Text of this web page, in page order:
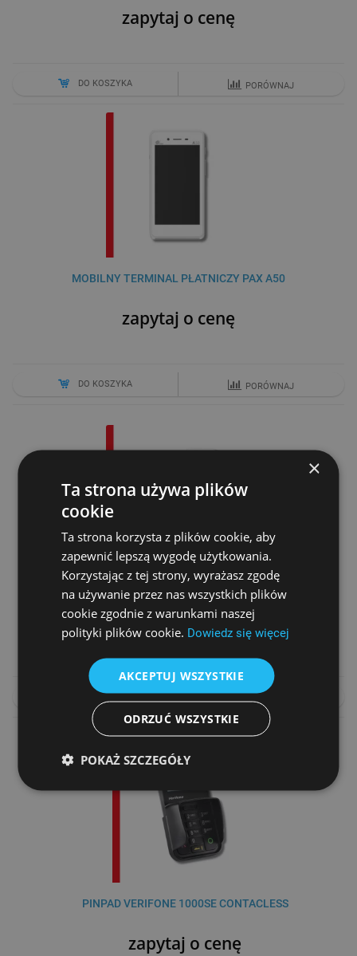
zapytaj o cenę
DO KOSZYKA PORÓWNAJ
MOBILNY TERMINAL PŁATNICZY PAX A50
zapytaj o cenę
DO KOSZYKA PORÓWNAJ
MOBILNY TERMINAL PŁATNICZY PAX A920
zapytaj o cenę
DO KOSZYKA PORÓWNAJ
PINPAD VERIFONE 1000SE CONTACLESS
zapytaj o cenę
×
Ta strona używa plików
cookie
Ta strona korzysta z plików cookie, aby
zapewnić lepszą wygodę użytkowania.
Korzystając z tej strony, wyrażasz zgodę
na używanie przez nas wszystkich plików
cookie zgodnie z warunkami naszej
polityki plików cookie. Dowiedz się więcej
AKCEPTUJ WSZYSTKIE
ODRZUĆ WSZYSTKIE
POKAŻ SZCZEGÓŁY